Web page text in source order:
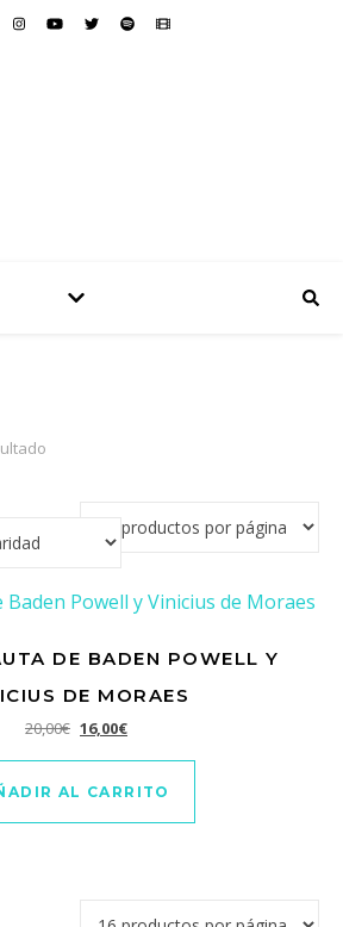
DE BADEN POWELL Y
DE MORAES
20,00€ El precio original era: 20,00€.
16,00€El precio actual es: 16,00€.
AL CARRITO